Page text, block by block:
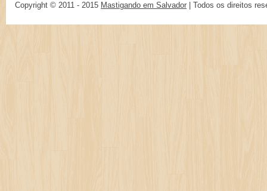
Copyright © 2011 - 2015 Mastigando em Salvador | Todos os direitos